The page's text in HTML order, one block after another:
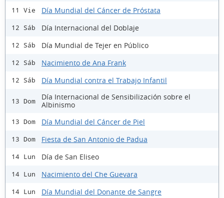
11 Vie Día Mundial del Cáncer de Próstata
12 Sáb Día Internacional del Doblaje
12 Sáb Día Mundial de Tejer en Público
12 Sáb Nacimiento de Ana Frank
12 Sáb Día Mundial contra el Trabajo Infantil
13 Dom
Día Internacional de Sensibilización sobre el
Albinismo
13 Dom Día Mundial del Cáncer de Piel
13 Dom Fiesta de San Antonio de Padua
14 Lun Día de San Eliseo
14 Lun Nacimiento del Che Guevara
14 Lun Día Mundial del Donante de Sangre